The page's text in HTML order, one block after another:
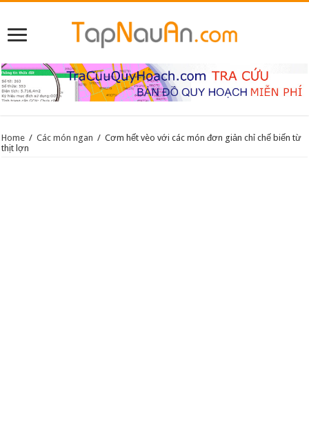
Home / Các món ngan / Cơm hết vèo với các món đơn giản chỉ chế biến từ
thịt lợn